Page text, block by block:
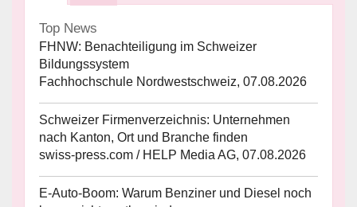
Top News
FHNW: Benachteiligung im Schweizer
Bildungssystem
Fachhochschule Nordwestschweiz, 07.08.2026
Schweizer Firmenverzeichnis: Unternehmen
nach Kanton, Ort und Branche finden
swiss-press.com / HELP Media AG, 07.08.2026
E-Auto-Boom: Warum Benziner und Diesel noch